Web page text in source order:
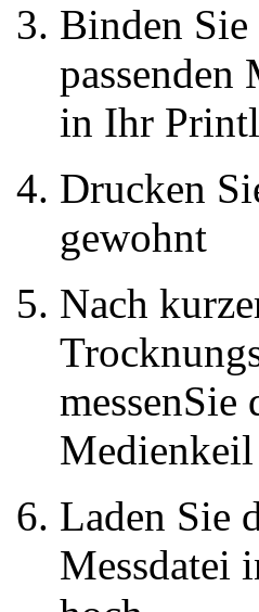
Binden Sie
passenden
in Ihr
Drucken
gewohnt
Nach
messenSie
Medienkeil
Laden Sie
Messdatei